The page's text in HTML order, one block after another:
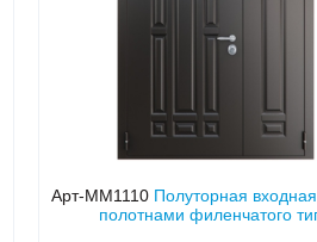
Арт-ММ1110 Полуторная
полотнами филенчатого